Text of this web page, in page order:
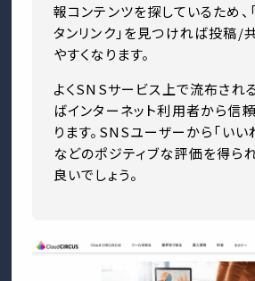
報コンテンツを探しているため、
タンリンク」を見つければ投稿/
やすくなります。
よくSNSサービス上で流布され
ばインターネット利用者から信
ります。SNSユーザーから「いい
などのポジティブな評価を得ら
良いでしょう。